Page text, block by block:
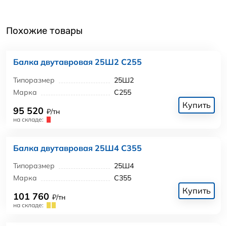
Похожие товары
Балка двутавровая 25Ш2 С255
Типоразмер
25Ш2
Марка
С255
95 520 ₽/тн
на складе:
Купить
Балка двутавровая 25Ш4 С355
Типоразмер
25Ш4
Марка
С355
101 760 ₽/тн
на складе:
Купить